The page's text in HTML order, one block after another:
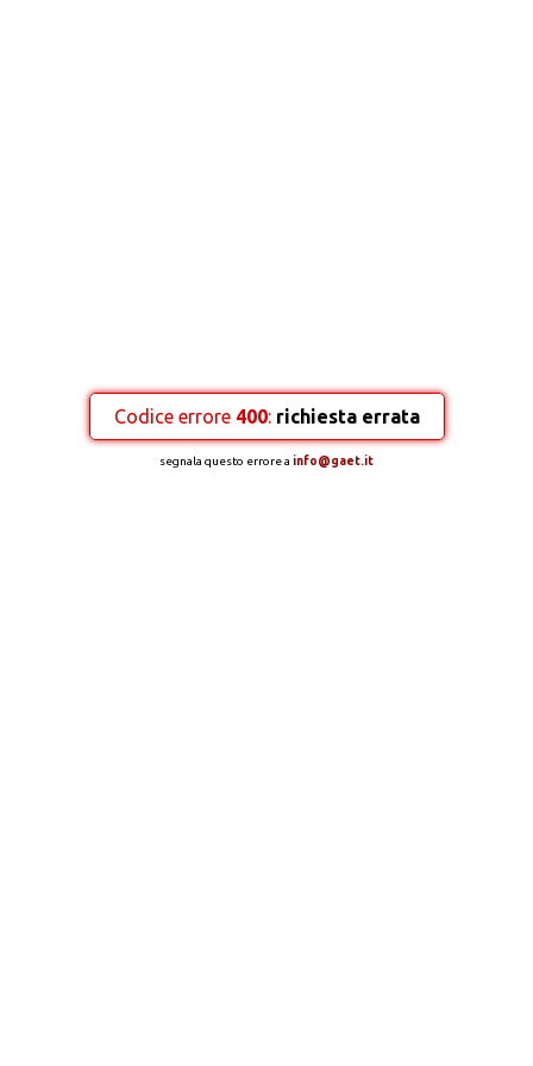
Codice errore 400: richiesta errata
segnala questo errore a info@gaet.it